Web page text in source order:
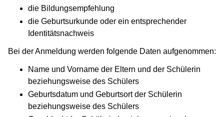
die Bildungsempfehlung
die Geburtsurkunde oder ein entsprechender
Identitätsnachweis
Bei der Anmeldung werden folgende Daten aufgenommen:
Name und Vorname der Eltern und der Schülerin
beziehungsweise des Schülers
Geburtsdatum und Geburtsort der Schülerin
beziehungsweise des Schülers